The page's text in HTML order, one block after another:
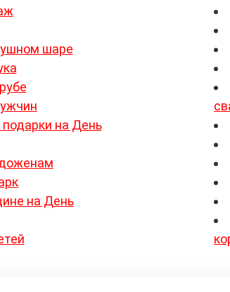
шаре
на День
на День